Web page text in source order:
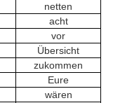
netten
acht
vor
Übersicht
zukommen
Eure
wären